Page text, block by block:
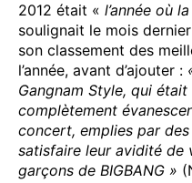
2012 était « l’année où
soulignait le mois
son classement des
l’année, avant d’ajouter :
Gangnam Style, qui
complètement
concert, emplies par
satisfaire leur avidité de
garçons de BIGBANG »